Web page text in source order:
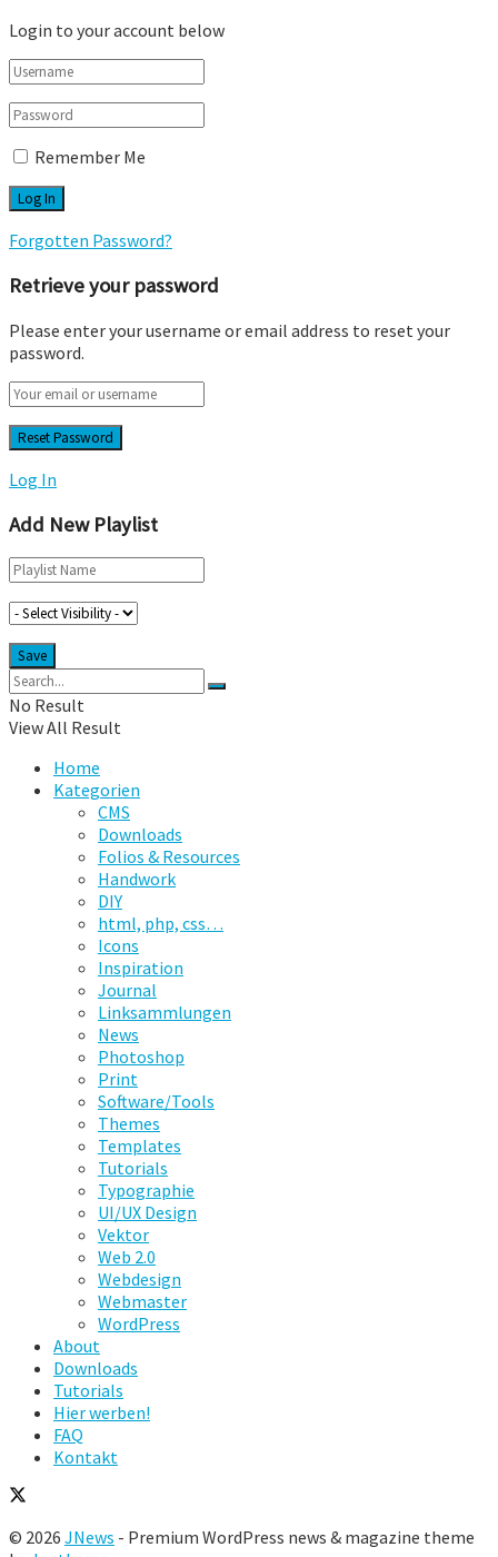
Login to your account below
Remember Me
Forgotten Password?
Retrieve your password
Please enter your username or email address to reset your
password.
Log In
Add New Playlist
No Result
View All Result
Home
Kategorien
CMS
Downloads
Folios & Resources
Handwork
DIY
html, php, css…
Icons
Inspiration
Journal
Linksammlungen
News
Photoshop
Print
Software/Tools
Themes
Templates
Tutorials
Typographie
UI/UX Design
Vektor
Web 2.0
Webdesign
Webmaster
WordPress
About
Downloads
Tutorials
Hier werben!
FAQ
Kontakt
© 2026 JNews - Premium WordPress news & magazine theme